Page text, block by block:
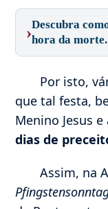
›Descubra
hora da morte.
Por isto,
que tal festa,
Menino Jesus
dias de
Assim, na